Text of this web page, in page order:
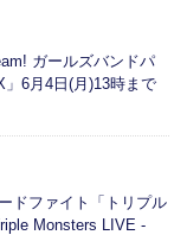
ガールズバンドパ
6月4日(月)13時まで
ドファイト「トリプル
Monsters LIVE -